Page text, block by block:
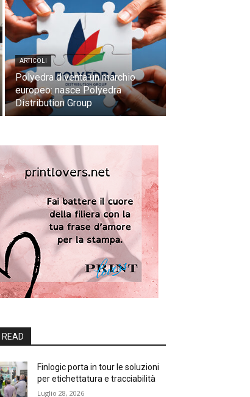
ARTICOLI
Polyedra diventa un marchio
europeo: nasce Polyedra
Distribution Group
Finlogic porta in tour le soluzioni
per etichettatura e tracciabilità
Luglio 28, 2026